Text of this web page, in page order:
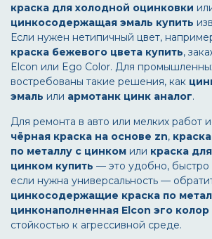
краска для холодной оцинковки
цинкосодержащая эмаль купить
Если нужен нетипичный цвет,
краска бежевого цвета купить,
Elcon или Ego Color. Для
востребованы такие решения, как
эмаль или армотанк цинк аналог.
Для ремонта в авто или мелких работ
чёрная краска на основе zn,
по металлу с цинком или краска
цинком купить — это удобно, быстро
если нужна универсальность —
цинкосодержащие краска по
цинконаполненная Elcon эго колор
стойкостью к агрессивной среде.